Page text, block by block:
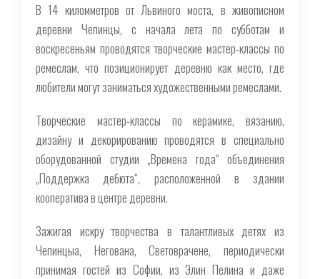
В 14 киломметров от Львиного моста, в живописном
деревни Чепинцы, с начала лета по субботам и
воскресеньям проводятся творческие мастер-классы по
ремеслам, что позиционирует деревню как место, где
любители могут заниматься художественными ремеслами.
Творческие мастер-классы по керамике, вязанию,
дизайну и декорированию проводятся в специально
оборудованной студии „Времена года“ объединения
„Поддержка дебюта“, расположенной в здании
кооператива в центре деревни.
Зажигая искру творчества в талантливых детях из
Чепинцыа, Негована, Световрачене, периодически
принимая гостей из Софии, из Элин Пелина и даже